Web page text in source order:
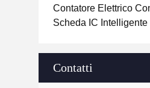
Contatore Elettrico
Scheda IC Intelligente
Contatti